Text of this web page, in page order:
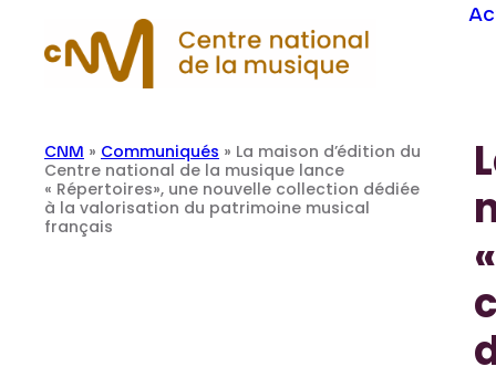
CNM » Communiqués » La maison d’édition du
Centre national de la musique lance
« Répertoires», une nouvelle collection dédiée
à la valorisation du patrimoine musical
français